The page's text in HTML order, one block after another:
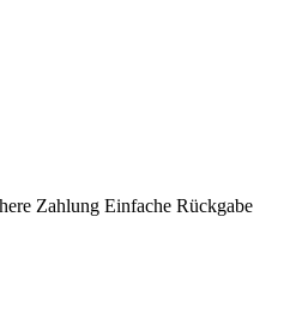
Zahlung Einfache Rückgabe